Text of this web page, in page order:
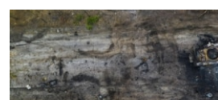
поискуИНФОГРАФИКА
ТЕЛЕПРОЕКТ КРЫМ.РЕАЛИИ
СОВЕТЫ ПРАВОЗАЩИТНИКОВ
КАК ОБОЙТИ БЛОКИРОВКУ
Українською
Qırımtatar